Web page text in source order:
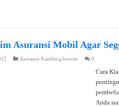
Asuransi Mobil Agar
Asuransi-KambingJoynim 0
Cara
Anda